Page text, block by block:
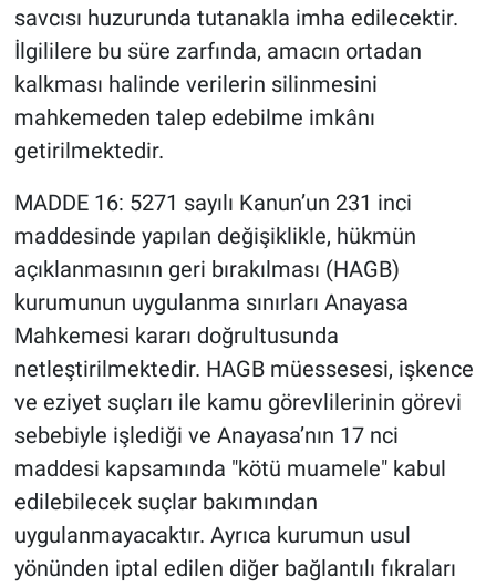
savcısı huzurunda tutanakla imha edilecektir.
İlgililere bu süre zarfında, amacın ortadan
kalkması halinde verilerin silinmesini
mahkemeden talep edebilme imkânı
getirilmektedir.
MADDE 16: 5271 sayılı Kanun’un 231 inci
maddesinde yapılan değişiklikle, hükmün
açıklanmasının geri bırakılması (HAGB)
kurumunun uygulanma sınırları Anayasa
Mahkemesi kararı doğrultusunda
netleştirilmektedir. HAGB müessesesi, işkence
ve eziyet suçları ile kamu görevlilerinin görevi
sebebiyle işlediği ve Anayasa’nın 17 nci
maddesi kapsamında "kötü muamele" kabul
edilebilecek suçlar bakımından
uygulanmayacaktır. Ayrıca kurumun usul
yönünden iptal edilen diğer bağlantılı fıkraları